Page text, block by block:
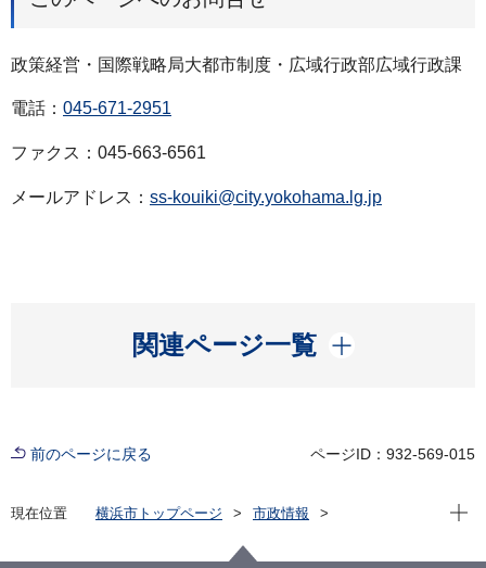
政策経営・国際戦略局大都市制度・広域行政部広域行政課
電話： 045-671-2951
ファクス：045-663-6561
メールアドレス： ss-kouiki@city.yokohama.lg.jp
関連ページ一覧
開く
前のページに戻る ページID：932-569-015
現在位置 横浜市トップページ
市政情報
政策経営・国際戦略局
現在